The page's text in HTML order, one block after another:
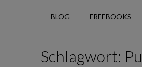
BLOG FREEBOOKS
Schlagwort: